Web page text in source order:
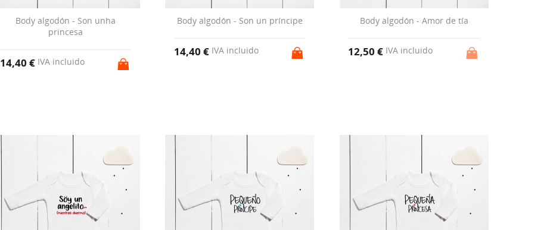
Body algodón - Son unha
princesa
14,40 €IVA incluido
Body algodón - Son un príncipe
14,40 €IVA incluido
Body algodón - Amor de tía
12,50 € IVA incluido